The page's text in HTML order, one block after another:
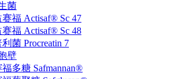
菌
赛福 Actisaf® Sc 47
赛福 Actisaf® Sc 48
菌 Procreatin 7
壁
福多糖 Safmannan®